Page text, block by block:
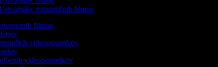
romantičnih filmov
filmov
videoposnetkov
videoposnetkov